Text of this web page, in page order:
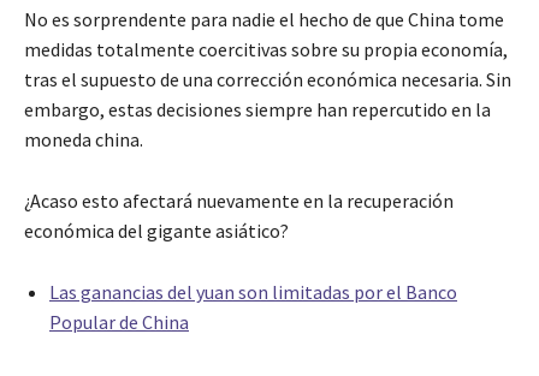
No es sorprendente para nadie el hecho de que China tome
medidas totalmente coercitivas sobre su propia economía,
tras el supuesto de una corrección económica necesaria. Sin
embargo, estas decisiones siempre han repercutido en la
moneda china.
¿Acaso esto afectará nuevamente en la recuperación
económica del gigante asiático?
Las ganancias del yuan son limitadas por el Banco
Popular de China